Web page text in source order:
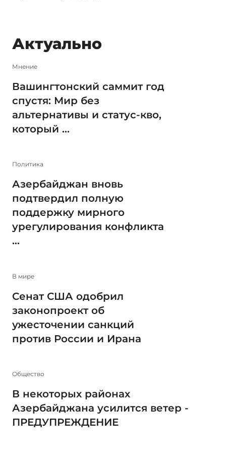
Актуально
Мнение
Вашингтонский саммит год
спустя: Мир без
альтернативы и статус-кво,
который ...
Политика
Азербайджан вновь
подтвердил полную
поддержку мирного
урегулирования конфликта
...
В мире
Сенат США одобрил
законопроект об
ужесточении санкций
против России и Ирана
Общество
В некоторых районах
Азербайджана усилится ветер -
ПРЕДУПРЕЖДЕНИЕ